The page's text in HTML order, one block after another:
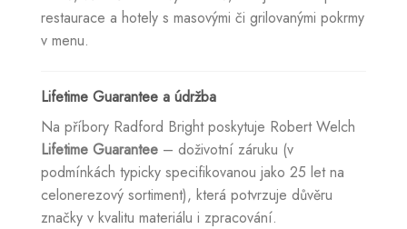
restaurace a hotely s masovými či grilovanými pokrmy
v menu.
Lifetime Guarantee a údržba
Na příbory Radford Bright poskytuje Robert Welch
Lifetime Guarantee – doživotní záruku (v
podmínkách typicky specifikovanou jako 25 let na
celonerezový sortiment), která potvrzuje důvěru
značky v kvalitu materiálu i zpracování.